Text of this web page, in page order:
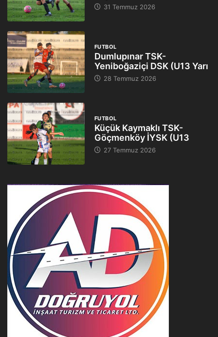
31 Temmuz 2026
FUTBOL
Dumlupınar TSK-
Yeniboğaziçi DSK (U13 Yarı
28 Temmuz 2026
FUTBOL
Küçük Kaymaklı TSK-
Göçmenköy İYSK (U13
27 Temmuz 2026